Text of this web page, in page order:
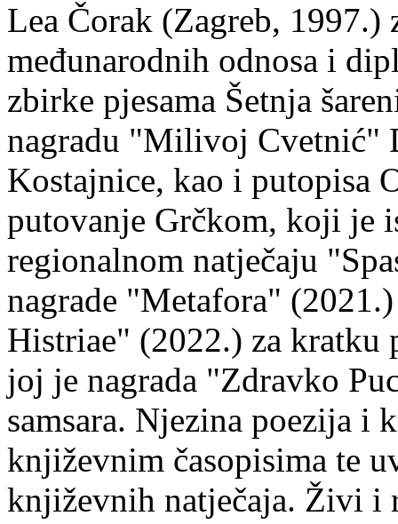
Lea Čorak (Zagreb,
međunarodnih odnosa i
zbirke pjesama Šetnja
nagradu "Milivoj Cvetnić"
Kostajnice, kao i putopisa
putovanje Grčkom, koji je
regionalnom natječaju
nagrade "Metafora"
Histriae" (2022.) za kratku
joj je nagrada "Zdravko
samsara. Njezina poezija i
književnim časopisima te
književnih natječaja. Živi i